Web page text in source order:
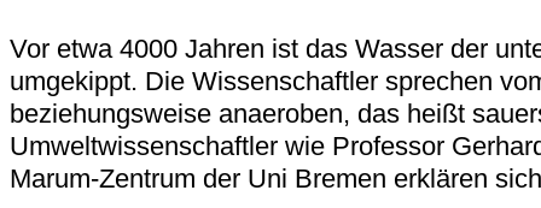
Vor etwa 4000 Jahren ist das Wasser der
umgekippt. Die Wissenschaftler sprechen
beziehungsweise anaeroben, das heißt
Umweltwissenschaftler wie Professor
Marum-Zentrum der Uni Bremen erklären